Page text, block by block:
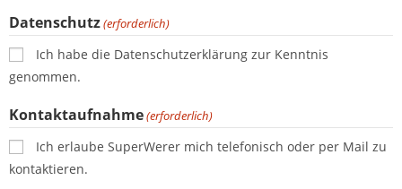
Datenschutz(erforderlich)
Ich habe die Datenschutzerklärung zur Kenntnis
genommen.
Kontaktaufnahme(erforderlich)
Ich erlaube SuperWerer mich telefonisch oder per Mail zu
kontaktieren.